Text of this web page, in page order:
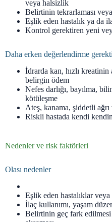
veya halsizlik
Belirtinin tekrarlaması
Eşlik eden hastalık ya da
Kontrol gerektiren yeni
Daha erken değerlendirme
İdrarda kan, hızlı kreatinin
belirgin ödem
Nefes darlığı, bayılma,
kötüleşme
Ateş, kanama, şiddetli
Riskli hastada kendi
Nedenler ve risk faktörleri
Olası nedenler
Eşlik eden hastalıklar
İlaç kullanımı, yaşam
Belirtinin geç fark edilmesi